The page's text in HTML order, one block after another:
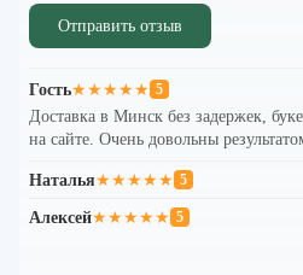
Отправить отзыв
Гость★★★★★ 5
Доставка в Минск без задержек,
на сайте. Очень довольны
Наталья★★★★★ 5
Алексей★★★★★ 5